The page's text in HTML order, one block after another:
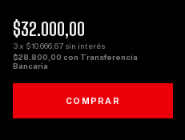
$32.000,00
3x $10.666,67 sin interés
$28.800,00 con Transferencia
Bancaria
COMPRAR